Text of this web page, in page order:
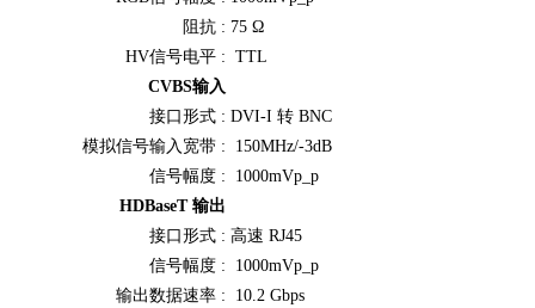
阻抗 : 75 Ω
HV信号电平 : TTL
CVBS输入
接口形式 : DVI-I 转 BNC
模拟信号输入宽带 : 150MHz/-3dB
信号幅度 : 1000mVp_p
HDBaseT 输出
接口形式 : 高速 RJ45
信号幅度 : 1000mVp_p
输出数据速率 :
10.2 Gbps